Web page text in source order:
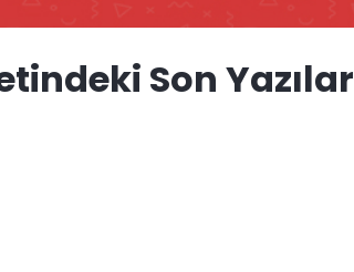
Son Yazılar